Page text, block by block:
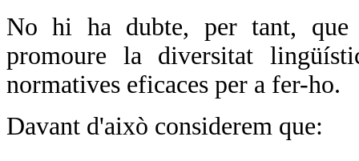
No hi ha dubte, per tant, que
promoure la diversitat
normatives eficaces per a fer-ho.
Davant d'això considerem que: